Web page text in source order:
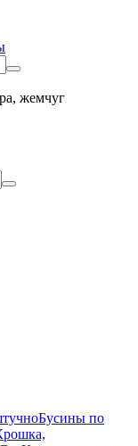
жемчуг
Бусины по